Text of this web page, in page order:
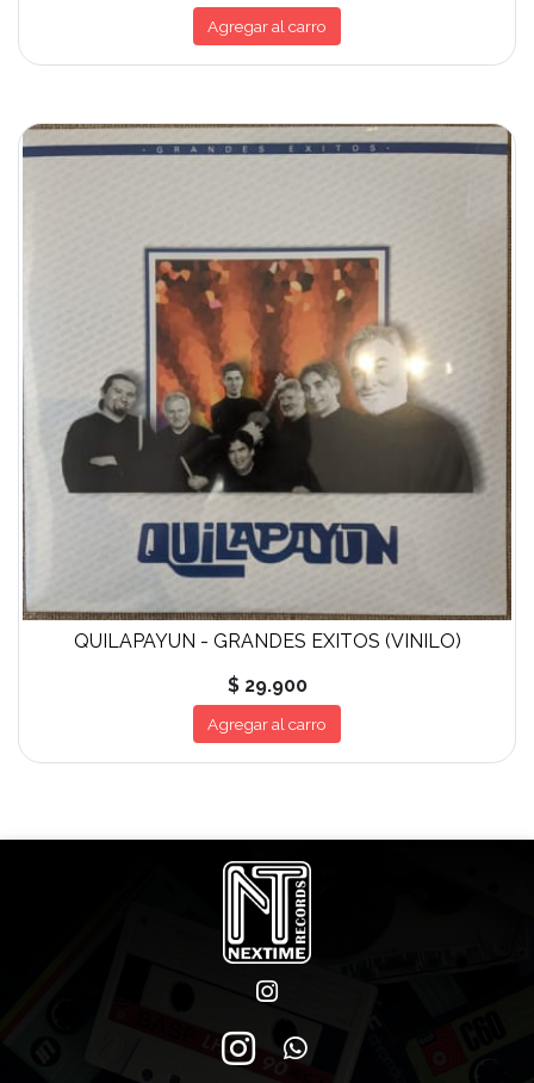
Agregar al carro
QUILAPAYUN - GRANDES EXITOS (VINILO)
$ 29.900
Agregar al carro